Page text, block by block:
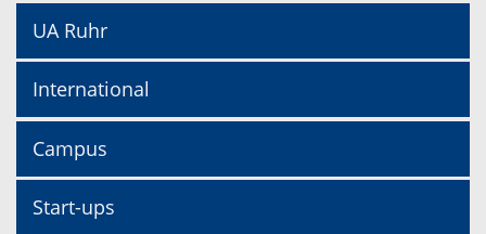
UA Ruhr
International
Campus
Start-ups